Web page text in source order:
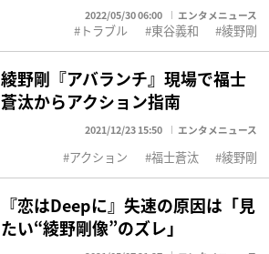
2022/05/30 06:00 エンタメニュース
トラブル 東谷義和 綾野剛
綾野剛『アバランチ』現場で福士
蒼汰からアクション指南
2021/12/23 15:50 エンタメニュース
アクション 福士蒼汰 綾野剛
『恋はDeepに』失速の原因は「見
たい“綾野剛像”のズレ」